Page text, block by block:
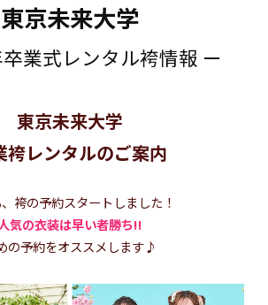
東京未来大学
業式レンタル袴情報 ー
東京未来大学
袴レンタルのご案内
袴の予約スタートしました！
気の衣装は早い者勝ち!!
の予約をオススメします♪